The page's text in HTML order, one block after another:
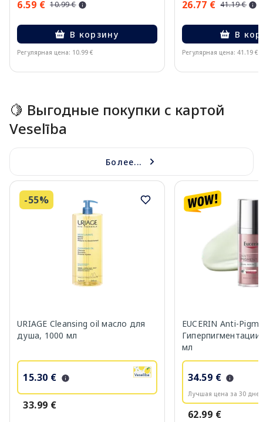
6.59 € 10.99 €
В корзину
Регулярная цена: 10.99 €
26.77 € 41.19 €
В
Регулярная цена: 41.19 €
🍋 Выгодные покупки с картой
Veselība
Более...
-55%
URIAGE Cleansing oil масло для
душа, 1000 мл
15.30 €
33.99 €
EUCERIN Anti-
мл
34.59 €
Лучшая цена за 30
62.99 €